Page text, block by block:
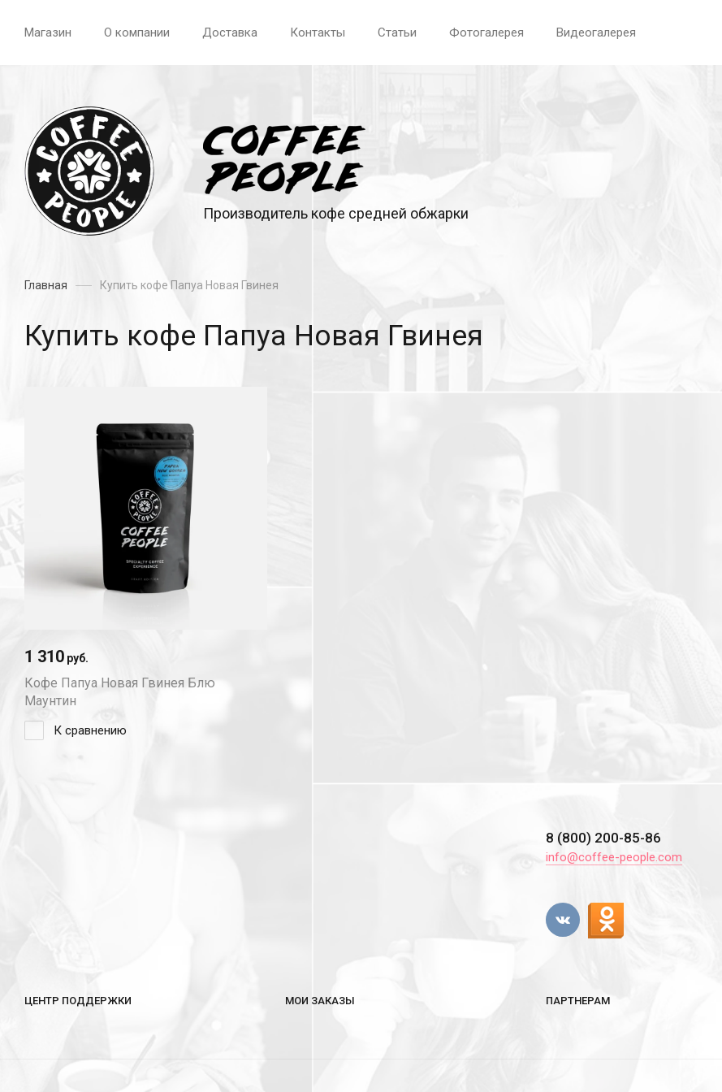
Магазин О компании Доставка Контакты Статьи Фотогалерея Видеогалерея
Производитель кофе средней обжарки
Главная Купить кофе Папуа Новая Гвинея
Купить кофе Папуа Новая Гвинея
Кофе Папуа Новая Гвинея Блю
Маунтин
1 310 руб.
К сравнению
8 (800) 200-85-86
info@coffee-people.com
ЦЕНТР ПОДДЕРЖКИ МОИ ЗАКАЗЫ ПАРТНЕРАМ